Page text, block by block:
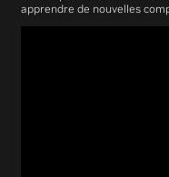
apprendre de nouvelles